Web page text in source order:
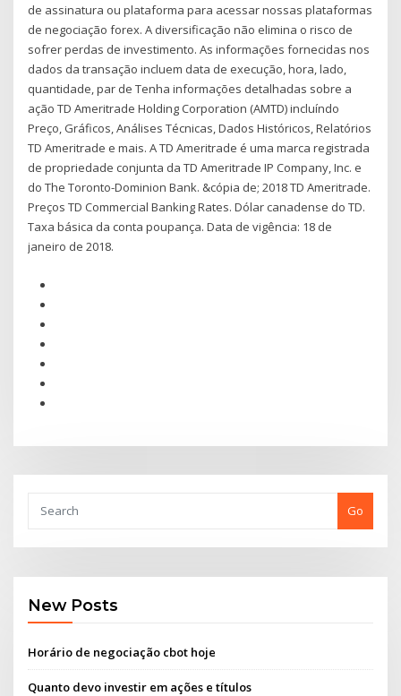
de assinatura ou plataforma para acessar nossas plataformas
de negociação forex. A diversificação não elimina o risco de
sofrer perdas de investimento. As informações fornecidas nos
dados da transação incluem data de execução, hora, lado,
quantidade, par de Tenha informações detalhadas sobre a
ação TD Ameritrade Holding Corporation (AMTD) incluíndo
Preço, Gráficos, Análises Técnicas, Dados Históricos, Relatórios
TD Ameritrade e mais. A TD Ameritrade é uma marca registrada
de propriedade conjunta da TD Ameritrade IP Company, Inc. e
do The Toronto-Dominion Bank. &cópia de; 2018 TD Ameritrade.
Preços TD Commercial Banking Rates. Dólar canadense do TD.
Taxa básica da conta poupança. Data de vigência: 18 de
janeiro de 2018.
Go
New Posts
Horário de negociação cbot hoje
Quanto devo investir em ações e títulos